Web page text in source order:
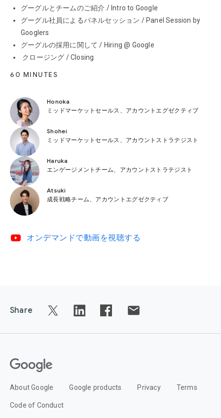
グーグルとチームのご紹介 / Intro to Google
グーグル社員によるパネルセッション / Panel Session by
Googlers
グーグルの採用に関して / Hiring @ Google
クロージング / Closing
60 MINUTES
Honoka
ミッドマーケットセールス、アカウントエグゼクティブ
Shohei
ミッドマーケットセールス、アカウントストラテジスト
Haruka
エンゲージメントチーム、アカウントストラテジスト
Atsuki
成長戦略チーム、アカウントエグゼクティブ
video_youtube オンデマンドで動画を視聴する
Share
About Google Google products Privacy Terms
Code of Conduct